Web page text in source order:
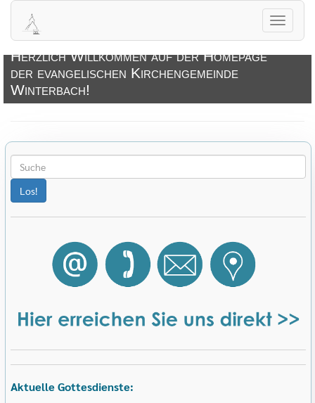
öffnen
Herzlich Willkommen auf der Homepage
der evangelischen Kirchengemeinde
Winterbach!
Aktuelle Gottesdienste: